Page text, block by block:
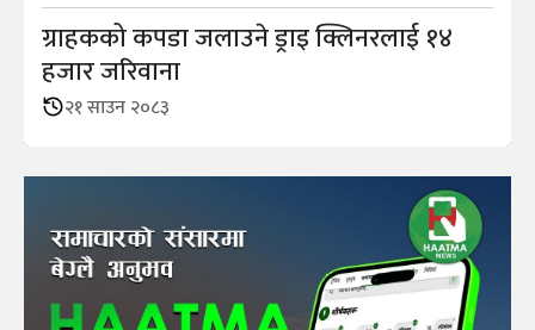
ग्राहकको कपडा जलाउने ड्राइ क्लिनरलाई १४
हजार जरिवाना
२१ साउन २०८३